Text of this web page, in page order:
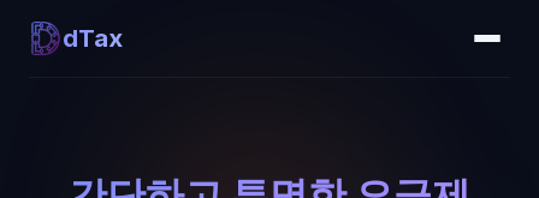
dTax